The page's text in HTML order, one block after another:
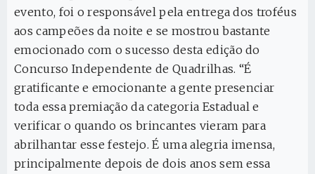
evento, foi o responsável pela entrega dos troféus
aos campeões da noite e se mostrou bastante
emocionado com o sucesso desta edição do
Concurso Independente de Quadrilhas. “É
gratificante e emocionante a gente presenciar
toda essa premiação da categoria Estadual e
verificar o quando os brincantes vieram para
abrilhantar esse festejo. É uma alegria imensa,
principalmente depois de dois anos sem essa